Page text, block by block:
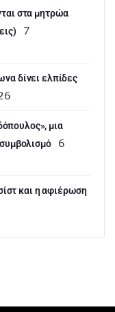
στα μητρώα
7
δίνει ελπίδες
μια
6
και η αφιέρωση